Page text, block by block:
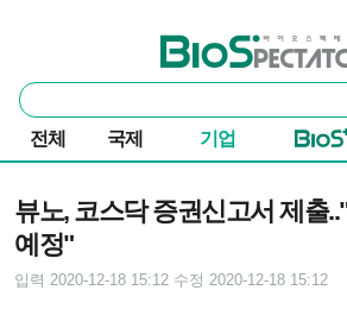
바이오스펙테이터
통
합
검
색
전체 국제 기업
뷰노, 코스닥 증권신고서 제출
예정"
입력 2020-12-18 15:12 수정 2020-12-18 15:12